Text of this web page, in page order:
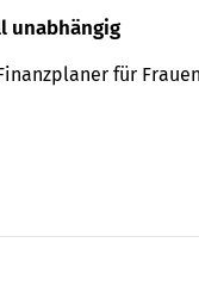
unabhängig
für Frauen